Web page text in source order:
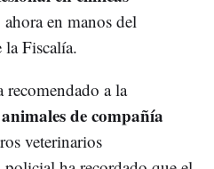
en manos del
Fiscalía.
recomendado a la
animales de compañía
veterinarios